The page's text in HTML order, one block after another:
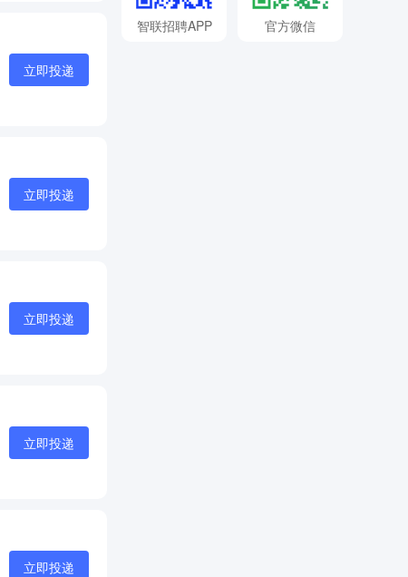
立即投递
立即投递
立即投递
立即投递
立即投递
智联招聘APP 官方微信